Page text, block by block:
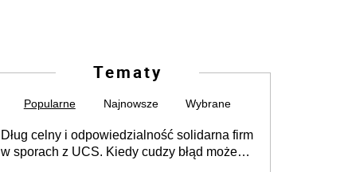
Tematy
Popularne Najnowsze Wybrane
Dług celny i odpowiedzialność solidarna firm
w sporach z UCS. Kiedy cudzy błąd może